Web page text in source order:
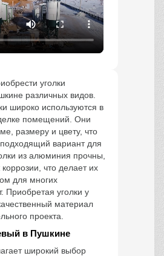
уголки
различных видов.
широко используются в
помещений. Они
размеру и цвету, что
вариант для
из алюминия прочны,
коррозии, что делает их
для многих
Приобретая уголки у
материал
проекта.
в Пушкине
широкий выбор